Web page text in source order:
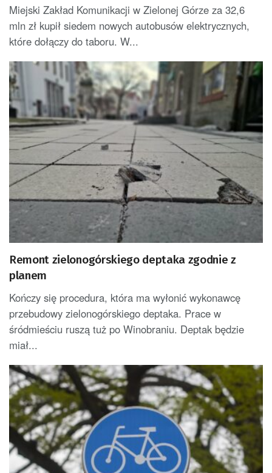
Miejski Zakład Komunikacji w Zielonej Górze za 32,6
mln zł kupił siedem nowych autobusów elektrycznych,
które dołączy do taboru. W...
Remont zielonogórskiego deptaka zgodnie z
planem
Kończy się procedura, która ma wyłonić wykonawcę
przebudowy zielonogórskiego deptaka. Prace w
śródmieściu ruszą tuż po Winobraniu. Deptak będzie
miał...